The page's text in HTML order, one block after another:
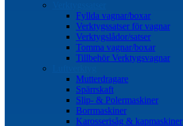
Fyllda vagnar/boxar
Verktygssatser för vagnar
Verktygslådor/satser
Tomma vagnar/boxar
Tillbehör Verktygsvagnar
Mutterdragare
Spärrskaft
Slip- & Polermaskiner
Borrmaskiner
Karosserisåg & kapmaskiner